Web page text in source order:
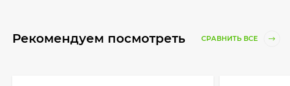
Рекомендуем посмотреть СРАВНИТЬ ВСЕ